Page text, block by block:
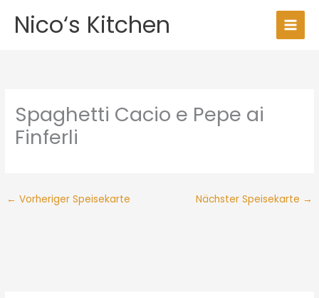
Inhalt
springen
Nico‘s Kitchen
Spaghetti Cacio e Pepe ai
Finferli
← Vorheriger Speisekarte Nächster Speisekarte →